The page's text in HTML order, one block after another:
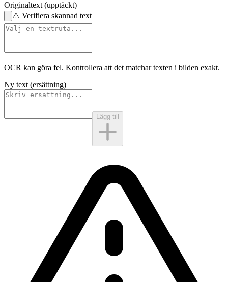
Originaltext (upptäckt)
⚠️ Verifiera skannad text
OCR kan göra fel. Kontrollera att det matchar texten i bilden exakt.
Ny text (ersättning)
Lägg till